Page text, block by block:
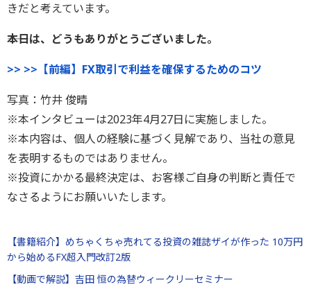
きだと考えています。
――本日は、どうもありがとうございました。
>> >>【前編】FX取引で利益を確保するためのコツ
写真：竹井 俊晴
※本インタビューは2023年4月27日に実施しました。
※本内容は、個人の経験に基づく見解であり、当社の意見
を表明するものではありません。
※投資にかかる最終決定は、お客様ご自身の判断と責任で
なさるようにお願いいたします。
【書籍紹介】めちゃくちゃ売れてる投資の雑誌ザイが作った 10万円
から始めるFX超入門改訂2版
【動画で解説】吉田 恒の為替ウィークリーセミナー